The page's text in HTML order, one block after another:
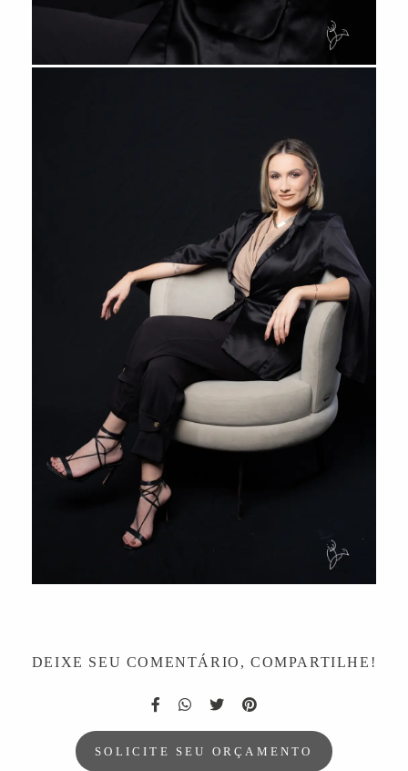
DEIXE SEU COMENTÁRIO, COMPARTILHE!
SOLICITE SEU ORÇAMENTO